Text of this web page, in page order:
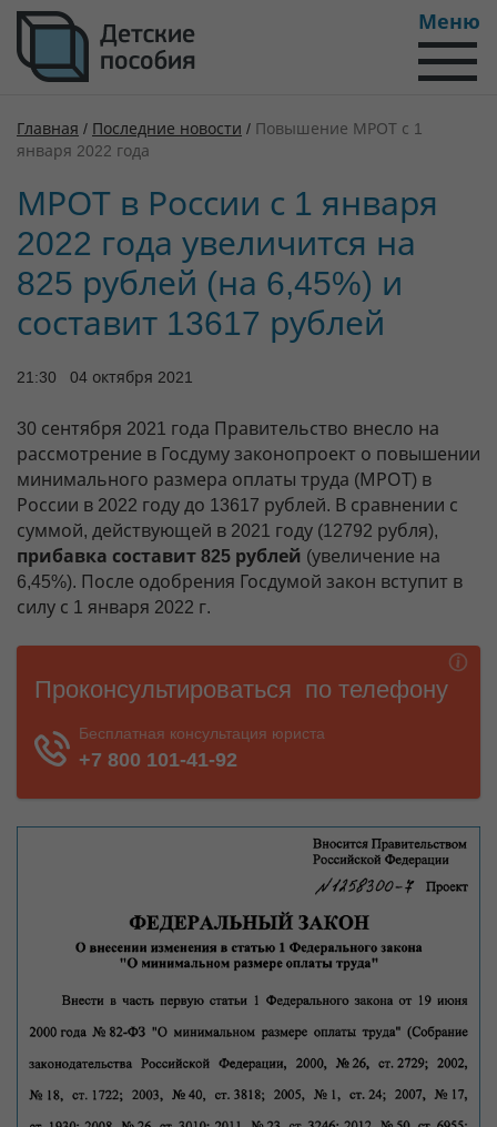
Меню
Главная / Последние новости / Повышение МРОТ с 1
января 2022 года
МРОТ в России с 1 января
2022 года увеличится на
825 рублей (на 6,45%) и
составит 13617 рублей
21:30 04 октября 2021
30 сентября 2021 года Правительство внесло на
рассмотрение в Госдуму законопроект о повышении
минимального размера оплаты труда (МРОТ) в
России в 2022 году до 13617 рублей. В сравнении с
суммой, действующей в 2021 году (12792 рубля),
прибавка составит 825 рублей (увеличение на
6,45%). После одобрения Госдумой закон вступит в
силу с 1 января 2022 г.